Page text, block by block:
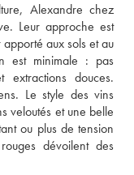
Alexandre chez
Leur approche est
aux sols et au
est minimale : pas
douces.
Le style des vins
veloutés et une belle
ou plus de tension
dévoilent des